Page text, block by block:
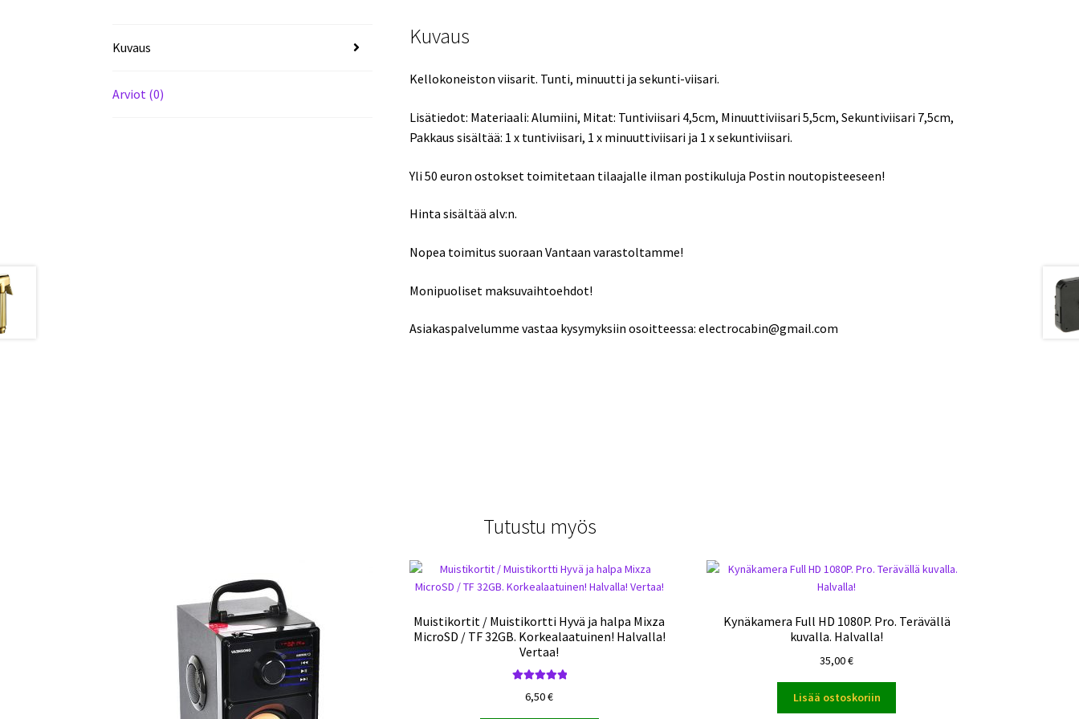
Kuvaus
Arviot (0)
Kuvaus
Kellokoneiston viisarit. Tunti, minuutti ja sekunti-viisari.
Lisätiedot: Materiaali: Alumiini, Mitat: Tuntiviisari 4,5cm, Minuuttiviisari 5,5cm, Sekuntiviisari 7,5cm,
Pakkaus sisältää: 1 x tuntiviisari, 1 x minuuttiviisari ja 1 x sekuntiviisari.
Yli 50 euron ostokset toimitetaan tilaajalle ilman postikuluja Postin noutopisteeseen!
Hinta sisältää alv:n.
Nopea toimitus suoraan Vantaan varastoltamme!
Monipuoliset maksuvaihtoehdot!
Asiakaspalvelumme vastaa kysymyksiin osoitteessa: electrocabin@gmail.com
Tutustu myös
Muistikortit / Muistikortti Hyvä ja halpa Mixza
MicroSD / TF 32GB. Korkealaatuinen! Halvalla!
Vertaa!
tuotteesta:
6,50€
Kynäkamera Full HD 1080P. Pro. Terävällä
kuvalla. Halvalla!
35,00€
Lisää ostoskoriin